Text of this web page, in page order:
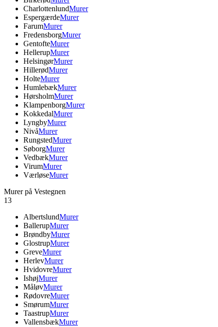
CharlottenlundMurer
EspergærdeMurer
FarumMurer
FredensborgMurer
GentofteMurer
HellerupMurer
HelsingørMurer
HillerødMurer
HolteMurer
HumlebækMurer
HørsholmMurer
KlampenborgMurer
KokkedalMurer
LyngbyMurer
NivåMurer
RungstedMurer
SøborgMurer
VedbækMurer
VirumMurer
VærløseMurer
Murer på Vestegnen
13
AlbertslundMurer
BallerupMurer
BrøndbyMurer
GlostrupMurer
GreveMurer
HerlevMurer
HvidovreMurer
IshøjMurer
MåløvMurer
RødovreMurer
SmørumMurer
TaastrupMurer
VallensbækMurer